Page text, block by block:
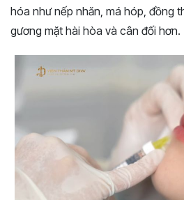
hóa như nếp nhăn, má hóp, đồng
gương mặt hài hòa và cân đối hơn.